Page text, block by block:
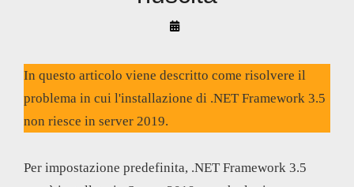
By
Akyüz
In questo articolo viene descritto come risolvere il
problema in cui l'installazione di .NET Framework 3.5
non riesce in server 2019.
Per impostazione predefinita, .NET Framework 3.5